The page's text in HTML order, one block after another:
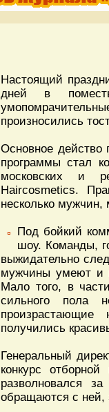
Настоящий
дней в
произносились
Основное действо
программы стал
московских и
Haircosmetics.
несколько мужчин,
Под бойкий
шоу. Команды,
выжидательно
мужчины умеют и
Мало того, в
сильного пола
получились
Генеральный
конкурс
разволновался
обращаются с ней,